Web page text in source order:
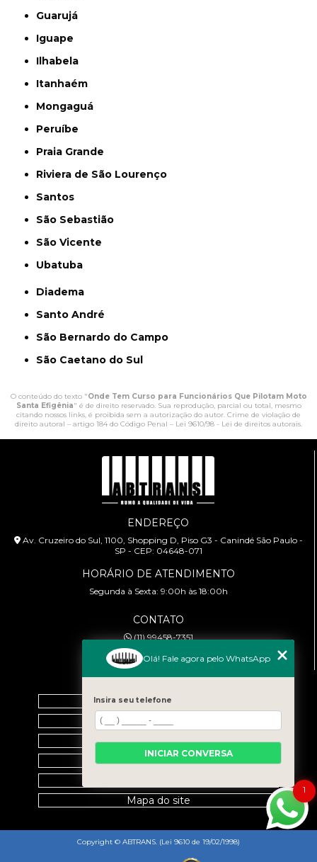
Guarujá
Iguape
Ilhabela
Itanhaém
Mongaguá
Peruíbe
Praia Grande
Riviera de São Lourenço
Santos
São Sebastião
São Vicente
Ubatuba
Diadema
Santo André
São Bernardo do Campo
São Caetano do Sul
O conteúdo do texto "Onde Tem Curso para Funcionários Que Pilotam Moto
Santa Efigênia" é de direito reservado. Sua reprodução, parcial ou total, mesmo
citando nossos links, é proibida sem a autorização do autor. Crime de violação de
direito autoral – artigo 184 do Código Penal – Lei 9610/98 - Lei de direitos autorais
ENDEREÇO
Av. Cruzeiro do Sul, 1100, Shopping D, Piso G3 - Canindé São Paulo -
SP - CEP: 04648-071
HORÁRIO DE ATENDIMENTO
Segunda à Sexta: 9:00h às 18:00h
CONTATO
(11) 99458-7351
cursoabtrans@gmail.com
Home
Empresa
Galeria
Contato
Mapa do site
Copyright © ABTRANS. (Lei 9610 de 19/02/1998)
1
Olá! Fale agora pelo WhatsApp
Insira seu telefone
INICIAR CONVERSA